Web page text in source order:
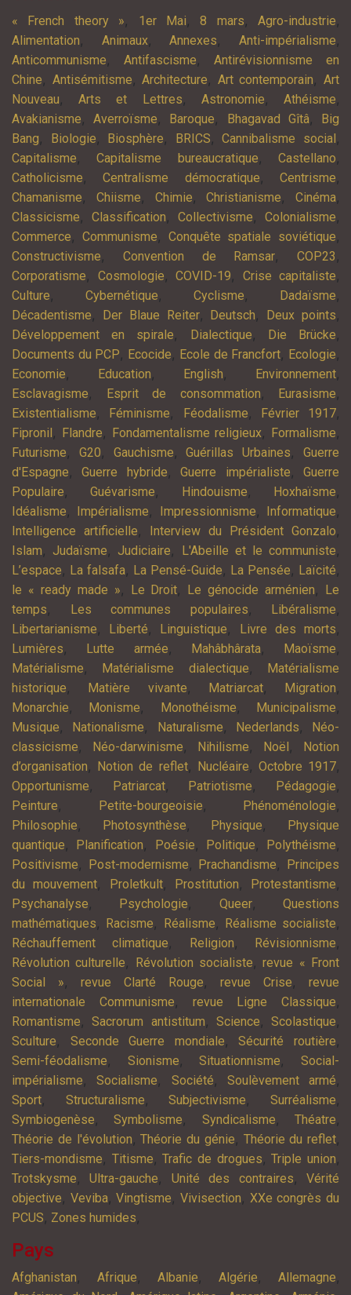
« French theory », 1er Mai,8 mars, Agro-industrie,
Alimentation, Animaux,Annexes,Anti-impérialisme,
Anticommunisme, Antifascisme, Antirévisionnisme en
Chine, Antisémitisme,Architecture, Art contemporain,Art
Nouveau,Arts et Lettres, Astronomie,Athéisme,
Avakianisme,Averroïsme, Baroque, Bhagavad Gîtâ,
Big
Bang, Biologie, Biosphère, BRICS,Cannibalisme social ,
Capitalisme,Capitalisme bureaucratique,Castellano,
Catholicisme,Centralisme démocratique,Centrisme,
Chamanisme, Chiisme, Chimie,Christianisme, Cinéma,
Classicisme, Classification, Collectivisme, Colonialisme,
Commerce, Communisme, Conquête spatiale soviétique,
Constructivisme, Convention de Ramsar, COP23 ,
Corporatisme, Cosmologie, COVID-19, Crise capitaliste,
Culture, Cybernétique, Cyclisme, Dadaïsme,
Décadentisme, Der Blaue Reiter, Deutsch, Deux points,
Développement en spirale, Dialectique, Die Brücke,
Documents du PCP, Ecocide, Ecole de Francfort, Ecologie,
Economie, Education, English, Environnement,
Esclavagisme, Esprit de consommation, Eurasisme,
Existentialisme, Féminisme, Féodalisme, Février 1917,
Fipronil , Flandre, Fondamentalisme religieux, Formalisme,
Futurisme, G20, Gauchisme,Guérillas Urbaines,Guerre
d'Espagne,Guerre hybride,Guerre impérialiste,Guerre
Populaire,Guévarisme, Hindouisme, Hoxhaïsme,
Idéalisme, Impérialisme, Impressionnisme, Informatique,
Intelligence artificielle, Interview du Président Gonzalo,
Islam, Judaïsme, Judiciaire, L'Abeille et le communiste,
L’espace, La falsafa, La Pensé-Guide, La Pensée, Laïcité,
le « ready made », Le Droit, Le génocide arménien,
Le
temps, Les communes populaires, Libéralisme,
Libertarianisme, Liberté, Linguistique, Livre des morts,
Lumières, Lutte armée, Mahâbhârata, Maoïsme,
Matérialisme, Matérialisme dialectique,
Matérialisme
historique, Matière vivante, Matriarcat, Migration,
Monarchie, Monisme, Monothéisme, Municipalisme,
Musique, Nationalisme, Naturalisme, Nederlands,
Néo-
classicisme, Néo-darwinisme, Nihilisme, Noël ,
Notion
d’organisation, Notion de reflet, Nucléaire, Octobre 1917,
Opportunisme, Patriarcat, Patriotisme, Pédagogie,
Peinture, Petite-bourgeoisie, Phénoménologie,
Philosophie, Photosynthèse, Physique,
Physique
quantique, Planification, Poésie, Politique, Polythéisme,
Positivisme, Post-modernisme, Prachandisme,
Principes
du mouvement, Proletkult, Prostitution, Protestantisme,
Psychanalyse, Psychologie, Queer,Questions
mathématiques, Racisme, Réalisme, Réalisme socialiste,
Réchauffement climatique, Religion, Révisionnisme,
Révolution culturelle, Révolution socialiste,revue « Front
Social », revue Clarté Rouge, revue Crise, revue
internationale Communisme, revue Ligne Classique,
Romantisme,Sacrorum antistitum, Science, Scolastique,
Sculture, Seconde Guerre mondiale,Sécurité routière,
Semi-féodalisme, Sionisme,Situationnisme,Social-
impérialisme,Socialisme, Société, Soulèvement armé,
Sport, Structuralisme,Subjectivisme,Surréalisme,
Symbiogenèse,Symbolisme, Syndicalisme,Théatre,
Théorie de l'évolution,Théorie du génie, Théorie du reflet,
Tiers-mondisme, Titisme,Trafic de drogues,Triple union,
Trotskysme,Ultra-gauche, Unité des contraires,Vérité
objective, Veviba,Vingtisme,Vivisection, XXe congrès du
PCUS, Zones humides,
Pays
Afghanistan, Afrique, Albanie, Algérie, Allemagne,